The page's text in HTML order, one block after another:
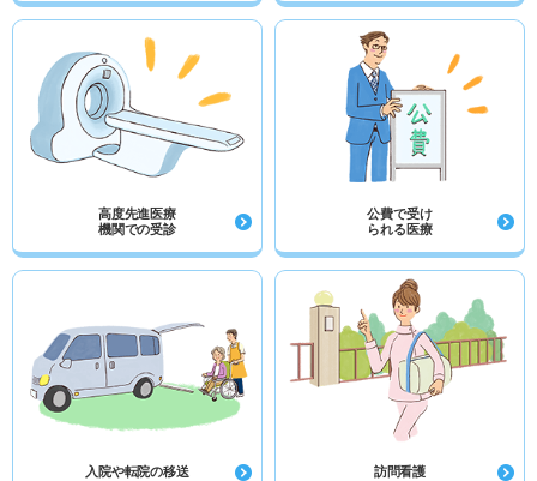
高度先進医療
機関での受診
公費で受け
られる医療
入院や転院の移送 訪問看護